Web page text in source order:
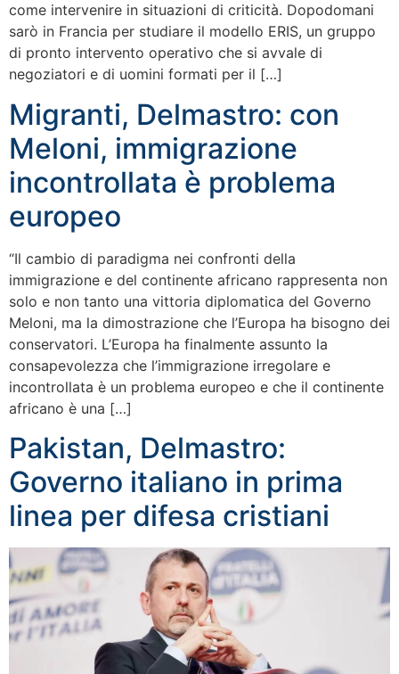
come intervenire in situazioni di criticità. Dopodomani
sarò in Francia per studiare il modello ERIS, un gruppo
di pronto intervento operativo che si avvale di
negoziatori e di uomini formati per il […]
Migranti, Delmastro: con
Meloni, immigrazione
incontrollata è problema
europeo
“Il cambio di paradigma nei confronti della
immigrazione e del continente africano rappresenta non
solo e non tanto una vittoria diplomatica del Governo
Meloni, ma la dimostrazione che l’Europa ha bisogno dei
conservatori. L’Europa ha finalmente assunto la
consapevolezza che l’immigrazione irregolare e
incontrollata è un problema europeo e che il continente
africano è una […]
Pakistan, Delmastro:
Governo italiano in prima
linea per difesa cristiani